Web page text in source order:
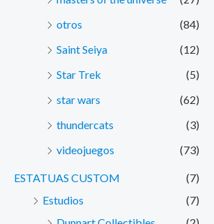
otros
(84)
Saint Seiya
(12)
Star Trek
(5)
star wars
(62)
thundercats
(3)
videojuegos
(73)
ESTATUAS CUSTOM
(7)
Estudios
(7)